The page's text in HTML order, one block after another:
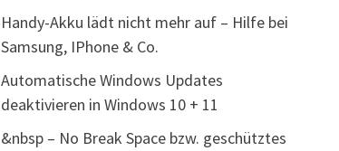
Handy-Akku lädt nicht mehr auf – Hilfe bei
Samsung, IPhone & Co.
Automatische Windows Updates
deaktivieren in Windows 10 + 11
&nbsp – No Break Space bzw. geschütztes